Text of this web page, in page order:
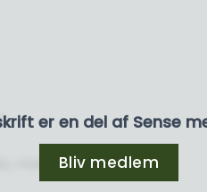
er en del af Sense
Bliv medlem
maks. 30+/17 %